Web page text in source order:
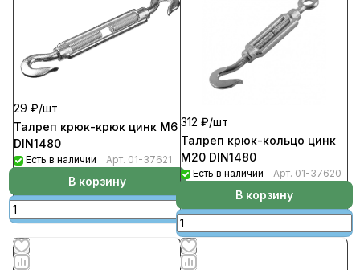
29 ₽/шт
Талреп крюк-крюк цинк М6
DIN1480
Есть в наличии Арт. 01-37621
В корзину
312 ₽/шт
Талреп крюк-кольцо цинк
М20 DIN1480
Есть в наличии Арт. 01-37620
В корзину